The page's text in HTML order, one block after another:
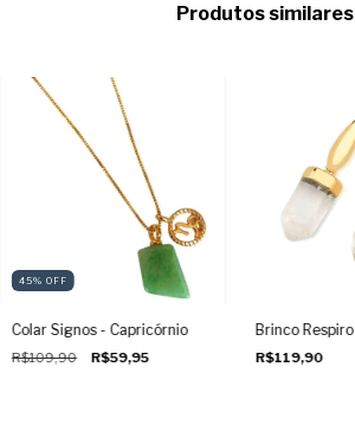
Produtos similares
45% OFF
Colar Signos - Capricórnio
R$109,90 R$59,95
Brinco Respiro
R$119,90